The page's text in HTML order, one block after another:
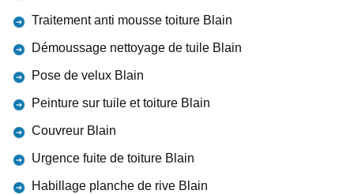
Traitement anti mousse toiture Blain
Démoussage nettoyage de tuile Blain
Pose de velux Blain
Peinture sur tuile et toiture Blain
Couvreur Blain
Urgence fuite de toiture Blain
Habillage planche de rive Blain